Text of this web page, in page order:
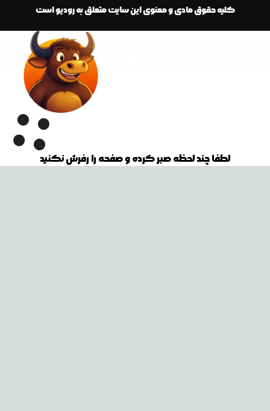
کلیه حقوق مادی و معنوی این سایت متعلق به رودیو است
لطفا چند لحظه صبر کرده و صفحه را رفرش نکنید